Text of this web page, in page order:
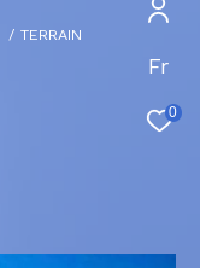
Fr
0
TERRAIN